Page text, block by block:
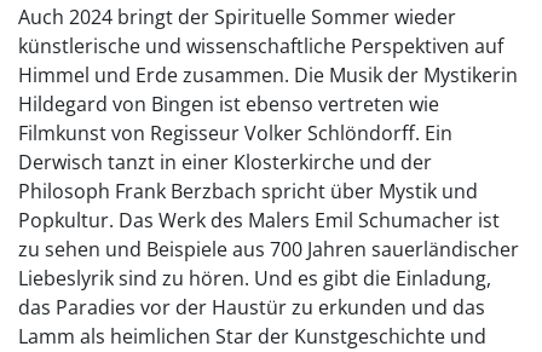
Auch 2024 bringt der Spirituelle Sommer wieder
künstlerische und wissenschaftliche Perspektiven auf
Himmel und Erde zusammen. Die Musik der Mystikerin
Hildegard von Bingen ist ebenso vertreten wie
Filmkunst von Regisseur Volker Schlöndorff. Ein
Derwisch tanzt in einer Klosterkirche und der
Philosoph Frank Berzbach spricht über Mystik und
Popkultur. Das Werk des Malers Emil Schumacher ist
zu sehen und Beispiele aus 700 Jahren sauerländischer
Liebeslyrik sind zu hören. Und es gibt die Einladung,
das Paradies vor der Haustür zu erkunden und das
Lamm als heimlichen Star der Kunstgeschichte und